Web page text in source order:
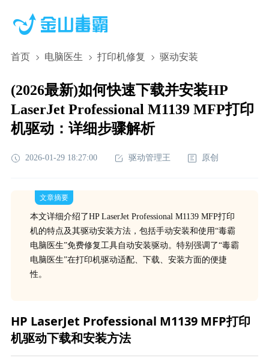
首页 电脑医生 打印机修复 驱动安装
(2026最新)如何快速下载并安装HP
LaserJet Professional M1139 MFP打印
机驱动：详细步骤解析
2026-01-29 18:27:00 驱动管理王 原创
文章摘要
本文详细介绍了HP LaserJet Professional M1139 MFP打印
机的特点及其驱动安装方法，包括手动安装和使用“毒霸
电脑医生”免费修复工具自动安装驱动。特别强调了“毒霸
电脑医生”在打印机驱动适配、下载、安装方面的便捷
性。
HP LaserJet Professional M1139 MFP打印
机驱动下载和安装方法